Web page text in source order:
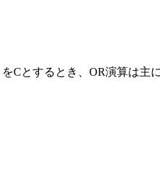
Cとするとき、OR演算は主